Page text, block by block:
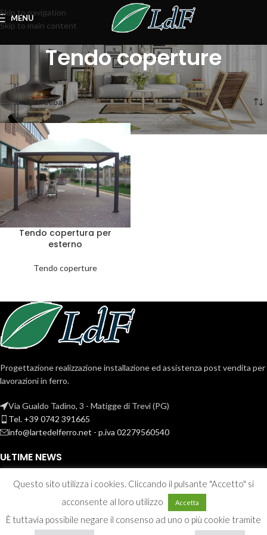
Skip to navigation
Skip to main content
MENU
Tendo coperture
Home Coperture Tendo coperture Visualizzazione del risultato
Show sidebar
Tendo copertura per
esterno
Tendo coperture
Progettazione realizzazione installazione ed assistenza post vendita per
lavorazioni in ferro.
Via Gualdo Tadino, 3 - Matigge di Trevi (PG)
Tel. +39 0742 391665
info@lartedelferro.net - p.iva 02279560540
ULTIME NEWS
Recesso
Questo sito utilizza i cookies. Cliccando il pulsante "Accetto" si
acconsente al loro utilizzo
Accetta
È tuttavia possibile negare il consenso ad uno o più cookie tramite